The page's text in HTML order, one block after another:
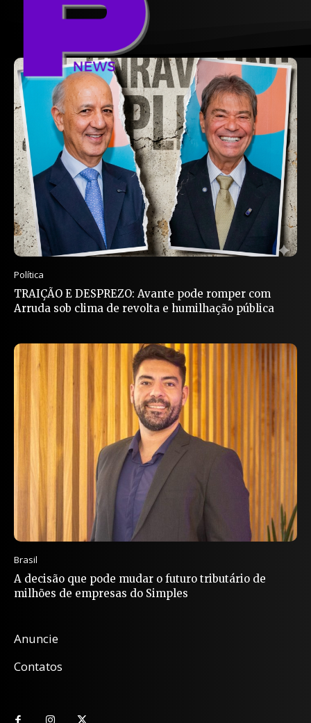
Política
TRAIÇÃO E DESPREZO: Avante pode romper com
Arruda sob clima de revolta e humilhação pública
Brasil
A decisão que pode mudar o futuro tributário de
milhões de empresas do Simples
Anuncie
Contatos